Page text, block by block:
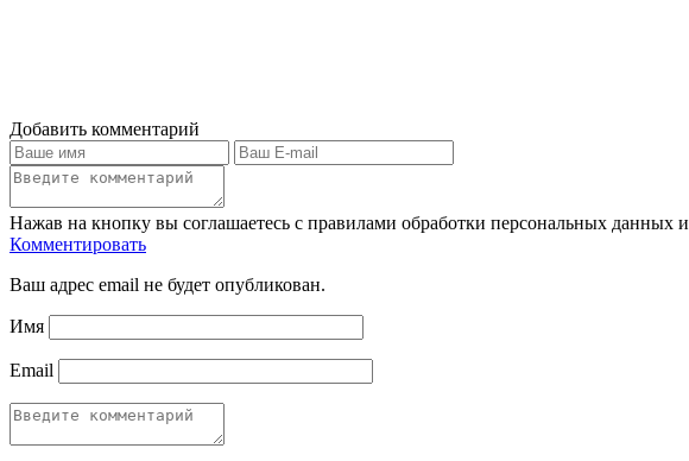
Добавить комментарий
Нажав на кнопку вы соглашаетесь с правилами обработки персональных данных и
Комментировать
Ваш адрес email не будет опубликован.
Имя
Email